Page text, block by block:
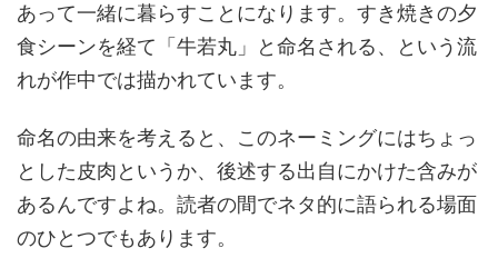
あって一緒に暮らすことになります。すき焼きの夕
食シーンを経て「牛若丸」と命名される、という流
れが作中では描かれています。
命名の由来を考えると、このネーミングにはちょっ
とした皮肉というか、後述する出自にかけた含みが
あるんですよね。読者の間でネタ的に語られる場面
のひとつでもあります。